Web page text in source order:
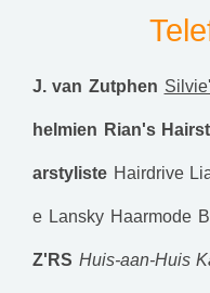
J. van Zutphen
helmien Rian's
arstyliste Hairdrive
e Lansky Haarmode
Z'RS Huis-aan-Huis